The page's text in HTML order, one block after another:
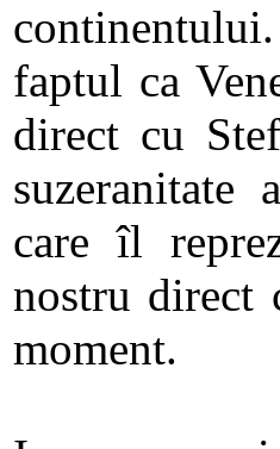
faptul ca
direct cu
care îl
nostru direct
moment.